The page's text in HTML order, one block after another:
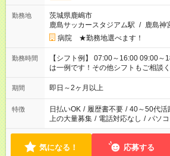
勤務地
茨城県鹿嶋市
鹿島サッカースタジアム駅 / 鹿島神
病院 ★勤務地選べます！
勤務時間
【シフト例】 07:00～16:00 09:00～
は一例です！その他シフトもご相談く
期間 即日～2ヶ月以上
特徴 日払いOK / 履歴書不要 / 40～50代活
上の大量募集 / 電話対応なし / パソ
気になる！ 応募する